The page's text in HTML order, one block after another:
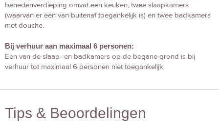
benedenverdieping omvat een keuken, twee slaapkamers
(waarvan er één van buitenaf toegankelijk is) en twee badkamers
met douche.
Bij verhuur aan maximaal 6 personen:
Een van de slaap- en badkamers op de begane grond is bij
verhuur tot maximaal 6 personen niet toegankelijk.
Tips & Beoordelingen